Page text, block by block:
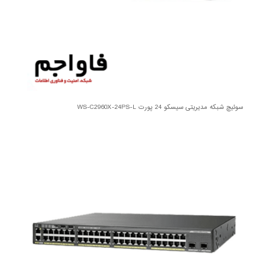
سوئیچ شبکه مدیریتی سیسکو 24 پورت WS-C2960X-24PS-L